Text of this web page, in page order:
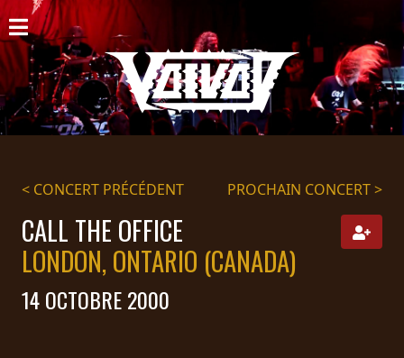
ACCUEIL
NOUVELLES
CONCERTS
DISCOGRAPHIE
GALERIE
BIO
PANIER
< CONCERT PRÉCÉDENT PROCHAIN CONCERT >
CALL THE OFFICE
LONDON, ONTARIO (CANADA)
14 OCTOBRE 2000